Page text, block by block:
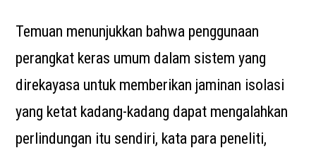
Temuan menunjukkan bahwa penggunaan
perangkat keras umum dalam sistem yang
direkayasa untuk memberikan jaminan isolasi
yang ketat kadang-kadang dapat mengalahkan
perlindungan itu sendiri, kata para peneliti,